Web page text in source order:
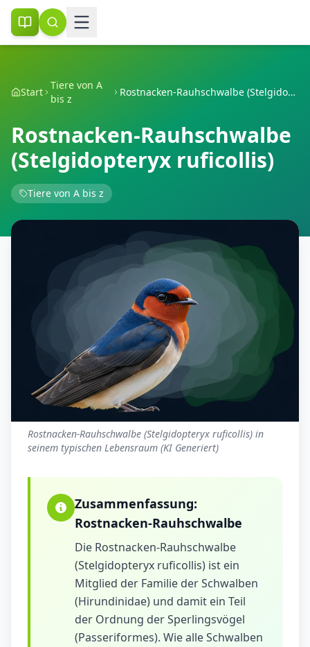
Start
Tiere von A
bis z
Rostnacken-Rauhschwalbe (Stelgidopteryx ruficollis)
Rostnacken-Rauhschwalbe
(Stelgidopteryx ruficollis)
Tiere von A bis z
Rostnacken-Rauhschwalbe (Stelgidopteryx ruficollis) in
seinem typischen Lebensraum (KI Generiert)
Zusammenfassung:
Rostnacken-Rauhschwalbe
Die Rostnacken-Rauhschwalbe
(Stelgidopteryx ruficollis) ist ein
Mitglied der Familie der Schwalben
(Hirundinidae) und damit ein Teil
der Ordnung der Sperlingsvögel
(Passeriformes). Wie alle Schwalben